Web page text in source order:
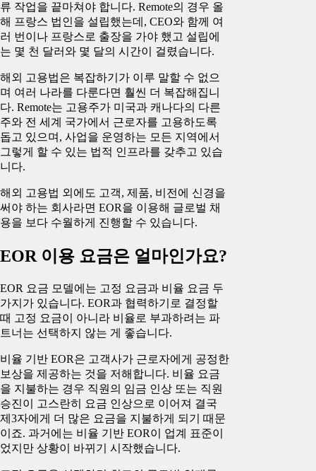
류 작업을 끝마쳐야 합니다. Remote의 경우 올
해 프랑스 법인을 설립했는데, CEO와 함께 여
러 번이나 프랑스로 출장을 가야 했고 설립에
는 몇 천 달러와 몇 달의 시간이 걸렸습니다.
해외 고용법은 복잡하기가 이루 말할 수 없으
며 여러 나라를 다룬다면 훨씬 더 복잡해집니
다. Remote는 고용주가 미국과 캐나다의 다른
주와 전 세계 국가에서 근로자를 고용하도록
돕고 있으며, 사업을 운영하는 모든 지역에서
그렇게 할 수 있는 법적 인프라를 갖추고 있습
니다.
해외 고용법 외에도 고객, 제품, 비전에 신경을
써야 하는 회사라면 EOR을 이용해 글로벌 채
용을 보다 수월하게 진행할 수 있습니다.
EOR 이용 요금은 얼마인가요?
EOR 요금 모델에는 고정 요금과 비율 요금 두
가지가 있습니다. EOR과 협력하기로 결정할
때 고정 요금이 아니라 비율로 부과하려는 파
트너는 선택하지 않는 게 좋습니다.
비율 기반 EOR은 고객사가 근로자에게 공정한
보상을 제공하는 것을 저해합니다. 비율 요금
을 지불하는 경우 직원의 임금 인상 또는 직원
승진이 고스란히 요금 인상으로 이어져 결국
제3자에게 더 많은 요금을 지불하게 되기 때문
이죠. 과거에는 비율 기반 EOR이 업계 표준이
었지만 상황이 바뀌기 시작했습니다.